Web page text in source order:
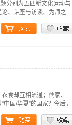
分别为五四新文化运动与
、讲座与访谈、为师之
食却互相流通；儒家、
国/华夏”的国家？今后，